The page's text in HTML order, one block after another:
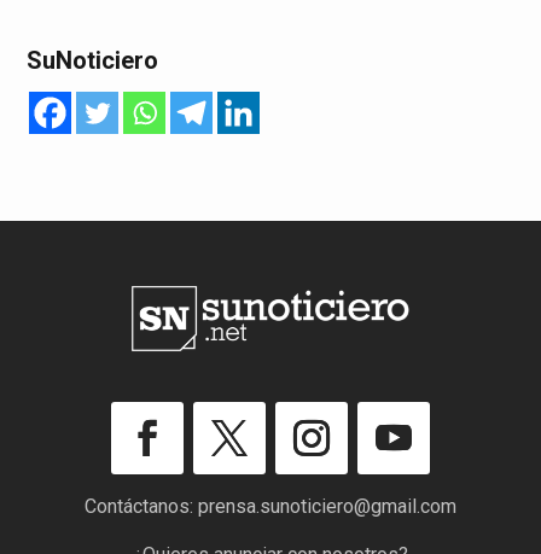
SuNoticiero
Contáctanos: prensa.sunoticiero@gmail.com